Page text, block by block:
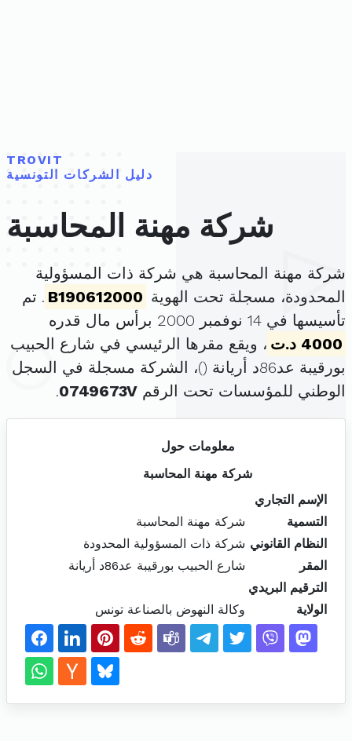
TROVIT
دليل الشركات التونسية
شركة مهنة المحاسبة
شركة مهنة المحاسبة هي شركة ذات المسؤولية
المحدودة، مسجلة تحت الهوية B190612000 . تم
تأسيسها في 14 نوفمبر 2000 برأس مال قدره
4000 د.ت
، ويقع مقرها الرئيسي في شارع الحبيب
بورقيبة عد86د أريانة (
)، الشركة مسجلة في السجل
الوطني للمؤسسات تحت الرقم 0749673V
.
معلومات حول
شركة مهنة المحاسبة
الإسم التجاري
التسمية
شركة مهنة المحاسبة
النظام القانوني شركة ذات المسؤولية المحدودة
المقر
شارع الحبيب بورقيبة عد86د أريانة
الترقيم البريدي
الولاية
وكالة النهوض بالصناعة تونس